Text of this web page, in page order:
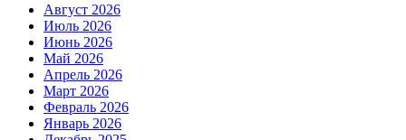
Август 2026
Июль 2026
Июнь 2026
Май 2026
Апрель 2026
Март 2026
Февраль 2026
Январь 2026